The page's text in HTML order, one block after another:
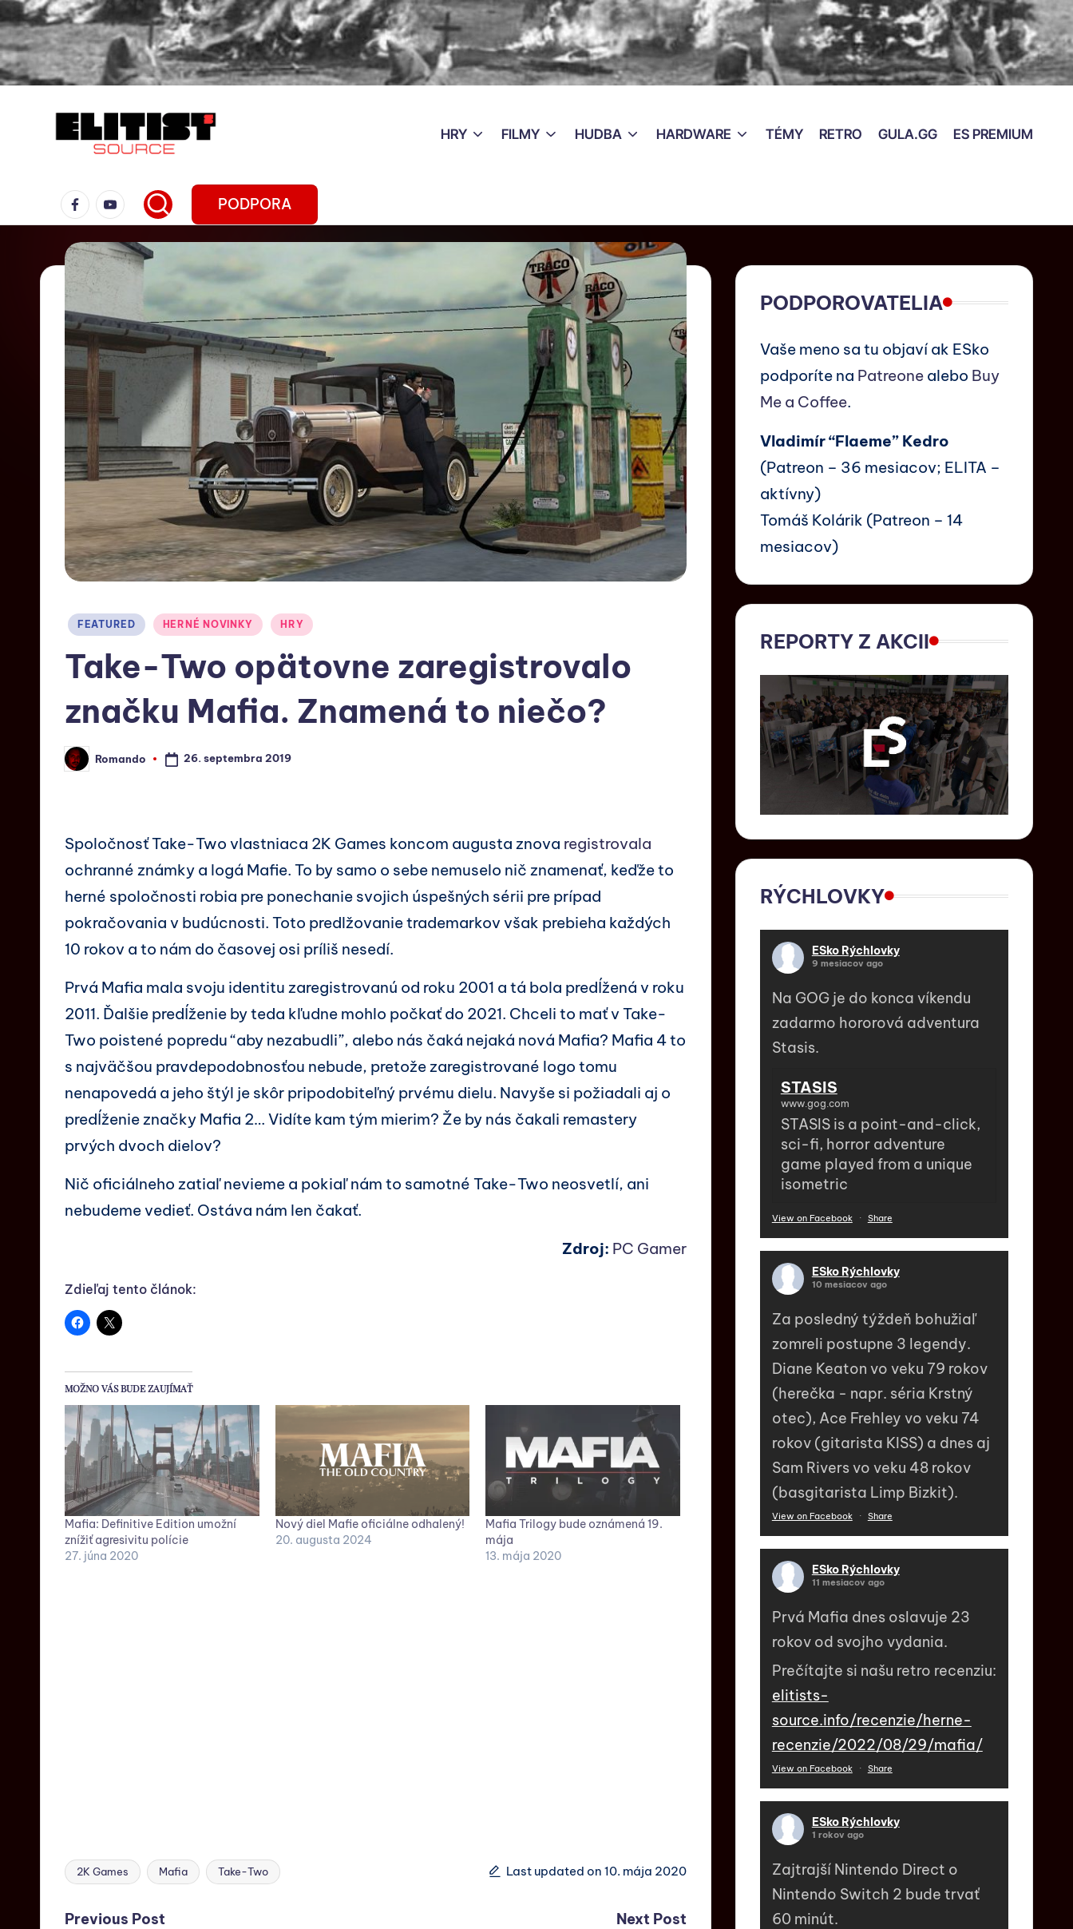
HRY FILMY HUDBA HARDWARE TÉMY RETRO GULA.GG ES PREMIUM
PODPORA
FEATURED HERNÉ NOVINKY HRY
Take-Two opätovne zaregistrovalo
značku Mafia. Znamená to niečo?
Romando 26. septembra 2019
Spoločnosť Take-Two vlastniaca 2K Games koncom augusta znova registrovala
ochranné známky a logá Mafie. To by samo o sebe nemuselo nič znamenať, keďže to
herné spoločnosti robia pre ponechanie svojich úspešných sérii pre prípad
pokračovania v budúcnosti. Toto predlžovanie trademarkov však prebieha každých
10 rokov a to nám do časovej osi príliš nesedí.
Prvá Mafia mala svoju identitu zaregistrovanú od roku 2001 a tá bola predĺžená v roku
2011. Ďalšie predĺženie by teda kľudne mohlo počkať do 2021. Chceli to mať v Take-
Two poistené popredu “aby nezabudli”, alebo nás čaká nejaká nová Mafia? Mafia 4 to
s najväčšou pravdepodobnosťou nebude, pretože zaregistrované logo tomu
nenapovedá a jeho štýl je skôr pripodobiteľný prvému dielu. Navyše si požiadali aj o
predĺženie značky Mafia 2… Vidíte kam tým mierim? Že by nás čakali remastery
prvých dvoch dielov?
Nič oficiálneho zatiaľ nevieme a pokiaľ nám to samotné Take-Two neosvetlí, ani
nebudeme vedieť. Ostáva nám len čakať.
Zdroj: PC Gamer
Zdieľaj tento článok:
MOŽNO VÁS BUDE ZAUJÍMAŤ
Mafia: Definitive Edition umožní
znížiť agresivitu polície
27. júna 2020
Nový diel Mafie oficiálne odhalený!
20. augusta 2024
Mafia Trilogy bude oznámená 19.
mája
13. mája 2020
2K Games Mafia Take-Two Last updated on 10. mája 2020
Previous Post
Next Post
PODPOROVATELIA
Vaše meno sa tu objaví ak ESko
podporíte na Patreonealebo Buy
Me a Coffee.
Vladimír “Flaeme” Kedro
(Patreon – 36 mesiacov; ELITA –
aktívny)
Tomáš Kolárik (Patreon – 14
mesiacov)
REPORTY Z AKCII
RÝCHLOVKY
ESko Rýchlovky
9 mesiacov ago
Na GOG je do konca víkendu
zadarmo hororová adventura
Stasis.
STASIS
www.gog.com
STASIS is a point-and-click,
sci-fi, horror adventure
game played from a unique
isometric
View on Facebook · Share
ESko Rýchlovky
10 mesiacov ago
Za posledný týždeň bohužiaľ
zomreli postupne 3 legendy.
Diane Keaton vo veku 79 rokov
(herečka - napr. séria Krstný
otec), Ace Frehley vo veku 74
rokov (gitarista KISS) a dnes aj
Sam Rivers vo veku 48 rokov
(basgitarista Limp Bizkit).
View on Facebook · Share
ESko Rýchlovky
11 mesiacov ago
Prvá Mafia dnes oslavuje 23
rokov od svojho vydania.
Prečítajte si našu retro recenziu:
elitists-
source.info/recenzie/herne-
recenzie/2022/08/29/mafia/
View on Facebook · Share
ESko Rýchlovky
1 rokov ago
Zajtrajší Nintendo Direct o
Nintendo Switch 2 bude trvať
60 minút.